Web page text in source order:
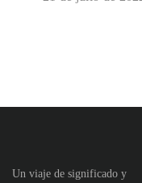
Un viaje de significado y